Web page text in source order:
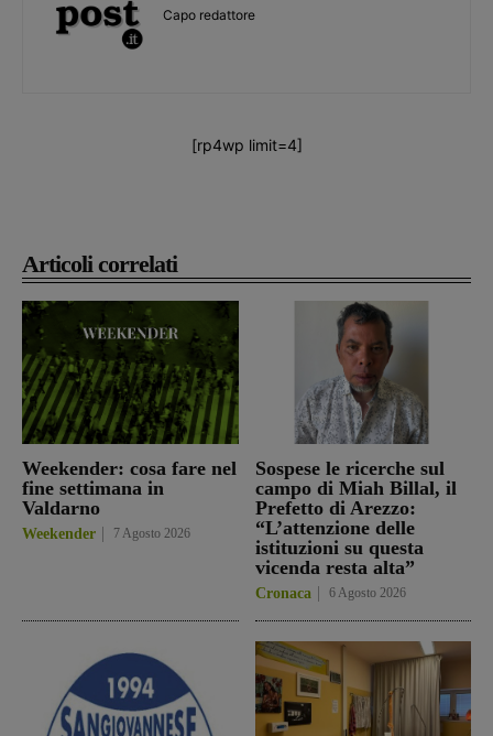
Articoli correlati
Weekender: cosa fare nel
fine settimana in
Valdarno
Weekender 7 Agosto 2026
Sospese le ricerche sul
campo di Miah Billal, il
Prefetto di Arezzo:
“L’attenzione delle
istituzioni su questa
vicenda resta alta”
Cronaca 6 Agosto 2026
Capo redattore
[rp4wp limit=4]